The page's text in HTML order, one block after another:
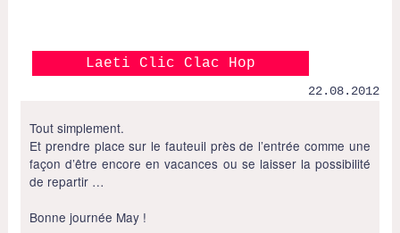
Laeti Clic Clac Hop
22.08.2012
Tout simplement.
Et prendre place sur le fauteuil près de l’entrée comme une
façon d’être encore en vacances ou se laisser la possibilité
de repartir …
Bonne journée May !